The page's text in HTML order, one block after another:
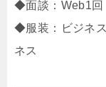
◆面談：Web1回
◆服装：ビジネ
ネス